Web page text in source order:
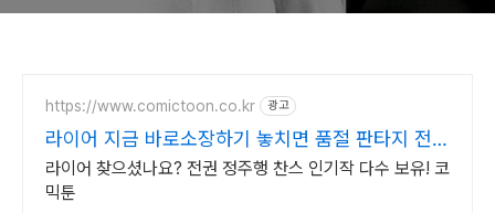
https://www.comictoon.co.kr 광고
라이어 지금 바로소장하기 놓치면 품절 판타지 전권
세트
라이어 찾으셨나요? 전권 정주행 찬스 인기작 다수 보유! 코
믹툰